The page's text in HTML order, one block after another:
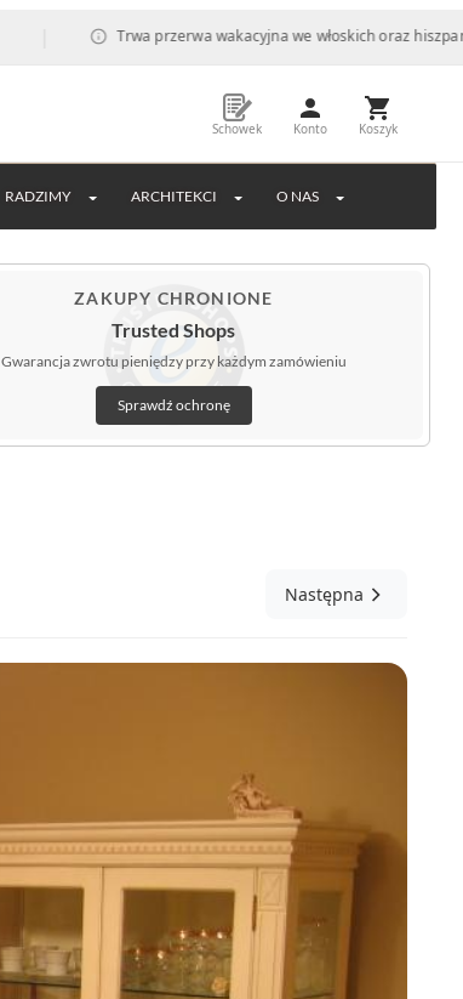
Trwa przerwa wakacyjna we włoskich oraz hiszpańskich
Schowek Konto Koszyk
RADZIMY ARCHITEKCI O NAS
ZAKUPY CHRONIONE
Trusted Shops
Gwarancja zwrotu pieniędzy przy każdym zamówieniu
Sprawdź ochronę
Następna